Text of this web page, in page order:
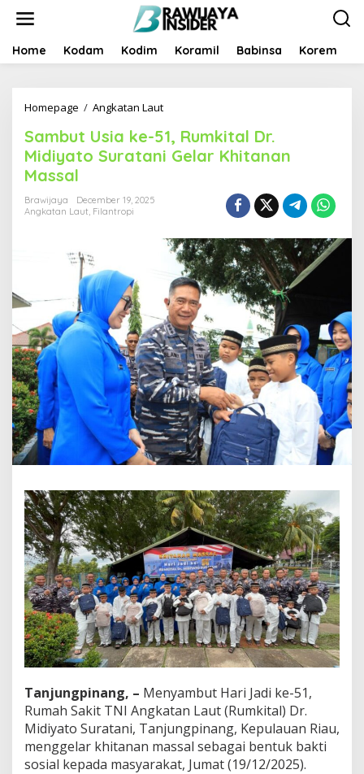
t
Home Kodam Kodim Koramil Babinsa Korem
Homepage / Angkatan Laut
m
b
u
a
5
1
,
R
u
m
k
i
t
a
l
D
.
M
i
d
i
y
a
t
o
S
u
r
a
a
n
i
G
e
l
Sambut Usia ke-51, Rumkital Dr.
Midiyato Suratani Gelar Khitanan
Massal
Brawijaya
December 19, 2025
Angkatan Laut, Filantropi
Tanjungpinang, – Menyambut Hari Jadi ke-51,
Rumah Sakit TNI Angkatan Laut (Rumkital) Dr.
Midiyato Suratani, Tanjungpinang, Kepulauan Riau,
menggelar khitanan massal sebagai bentuk bakti
sosial kepada masyarakat, Jumat (19/12/2025).